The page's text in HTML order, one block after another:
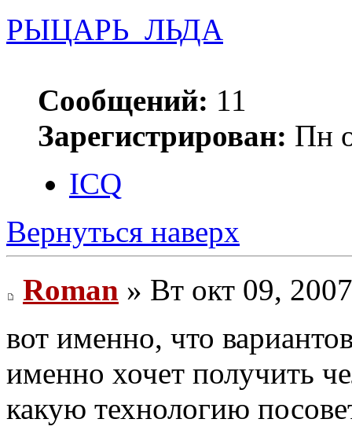
РЫЦАРЬ_ЛЬДА
Сообщений: 11
Зарегистрирован: Пн
ICQ
Вернуться наверх
Roman » Вт окт 09,
вот именно, что
именно хочет получить
какую технологию